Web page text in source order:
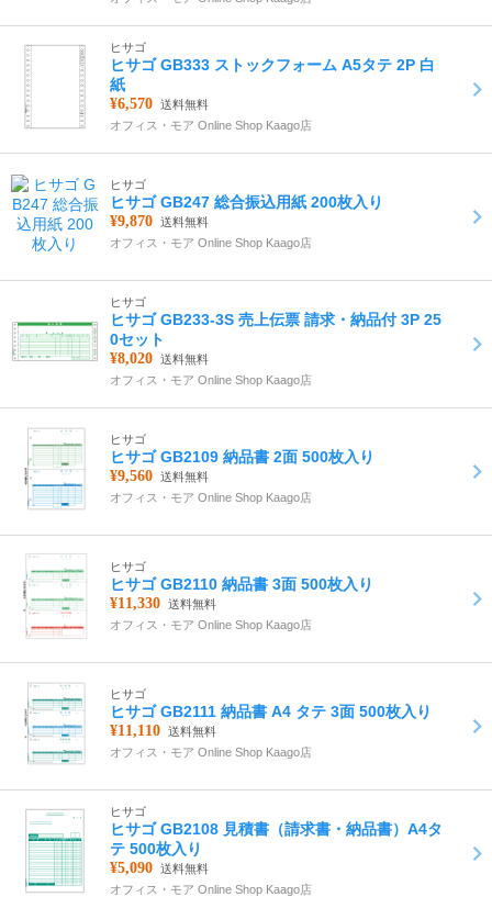
ヒサゴ
ヒサゴ GB333 ストックフォーム A5タテ 2P 白
紙
¥6,570 送料無料
オフィス・モア Online Shop Kaago店
ヒサゴ
ヒサゴ GB247 総合振込用紙 200枚入り
¥9,870 送料無料
オフィス・モア Online Shop Kaago店
ヒサゴ
ヒサゴ GB233-3S 売上伝票 請求・納品付 3P 25
0セット
¥8,020 送料無料
オフィス・モア Online Shop Kaago店
ヒサゴ
ヒサゴ GB2109 納品書 2面 500枚入り
¥9,560 送料無料
オフィス・モア Online Shop Kaago店
ヒサゴ
ヒサゴ GB2110 納品書 3面 500枚入り
¥11,330 送料無料
オフィス・モア Online Shop Kaago店
ヒサゴ
ヒサゴ GB2111 納品書 A4 タテ 3面 500枚入り
¥11,110 送料無料
オフィス・モア Online Shop Kaago店
ヒサゴ
ヒサゴ GB2108 見積書（請求書・納品書）A4タ
テ 500枚入り
¥5,090 送料無料
オフィス・モア Online Shop Kaago店